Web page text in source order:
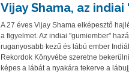
Vijay Shama, az indiai
A 27 éves Vijay Shama elképesztő
a figyelmet. Az indiai "gumiember"
ruganyosabb kezű és lábú ember
Rekordok Könyvébe szeretne
képes a lábát a nyakára tekerve a